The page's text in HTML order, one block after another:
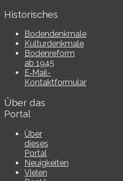
Historisches
Bodendenkmale
Kulturdenkmale
Bodenreform
ab 1945
E‑Mail-​​
Kontaktformular
Über das
Portal
Über
dieses
Portal
Neuigkeiten
Vielen